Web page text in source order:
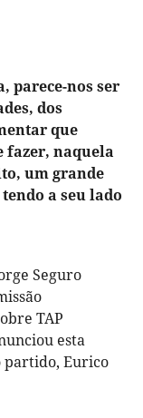
parece-nos ser
dos
que
fazer, naquela
um grande
a seu lado
Seguro
TAP
esta
Eurico